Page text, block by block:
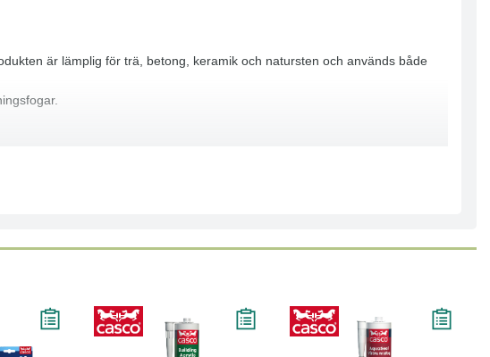
är lämplig för trä, betong, keramik och natursten och används både